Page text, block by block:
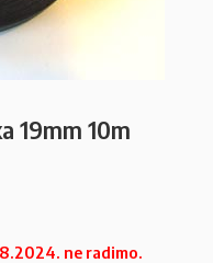
19mm 10m
ne radimo.